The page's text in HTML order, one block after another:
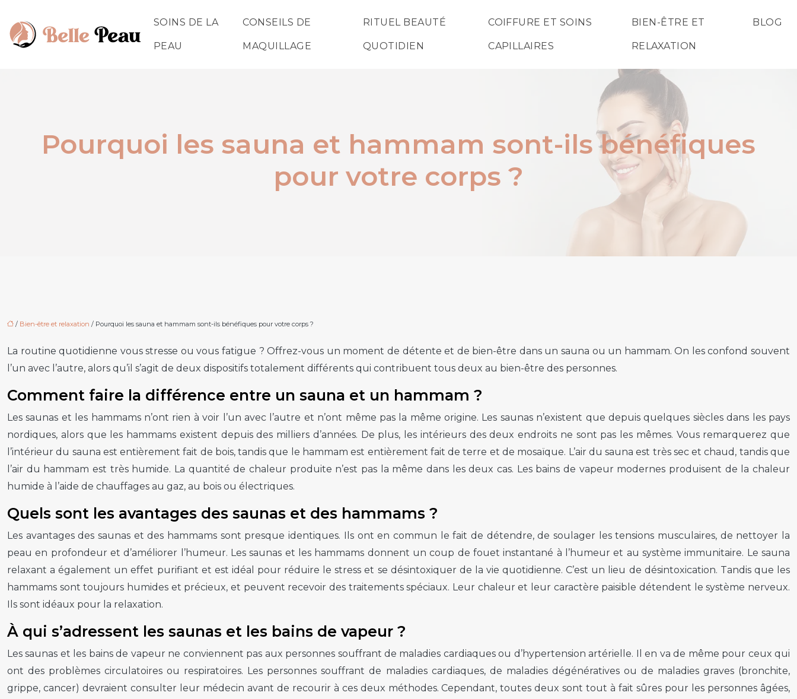
SOINS DE LA
PEAU
CONSEILS DE
MAQUILLAGE
RITUEL BEAUTÉ
QUOTIDIEN
COIFFURE ET SOINS
CAPILLAIRES
BIEN-ÊTRE ET
RELAXATION
BLOG
Pourquoi les sauna et hammam sont-ils bénéfiques
pour votre corps ?
/ Bien-être et relaxation / Pourquoi les sauna et hammam sont-ils bénéfiques pour votre corps ?
La routine quotidienne vous stresse ou vous fatigue ? Offrez-vous un moment de détente et de bien-être dans un sauna ou un hammam. On les confond souvent
l’un avec l’autre, alors qu’il s’agit de deux dispositifs totalement différents qui contribuent tous deux au bien-être des personnes.
Comment faire la différence entre un sauna et un hammam ?
Les saunas et les hammams n’ont rien à voir l’un avec l’autre et n’ont même pas la même origine. Les saunas n’existent que depuis quelques siècles dans les pays
nordiques, alors que les hammams existent depuis des milliers d’années. De plus, les intérieurs des deux endroits ne sont pas les mêmes. Vous remarquerez que
l’intérieur du sauna est entièrement fait de bois, tandis que le hammam est entièrement fait de terre et de mosaïque. L’air du sauna est très sec et chaud, tandis que
l’air du hammam est très humide. La quantité de chaleur produite n’est pas la même dans les deux cas. Les bains de vapeur modernes produisent de la chaleur
humide à l’aide de chauffages au gaz, au bois ou électriques.
Quels sont les avantages des saunas et des hammams ?
Les avantages des saunas et des hammams sont presque identiques. Ils ont en commun le fait de détendre, de soulager les tensions musculaires, de nettoyer la
peau en profondeur et d’améliorer l’humeur. Les saunas et les hammams donnent un coup de fouet instantané à l’humeur et au système immunitaire. Le sauna
relaxant a également un effet purifiant et est idéal pour réduire le stress et se désintoxiquer de la vie quotidienne. C’est un lieu de désintoxication. Tandis que les
hammams sont toujours humides et précieux, et peuvent recevoir des traitements spéciaux. Leur chaleur et leur caractère paisible détendent le système nerveux.
Ils sont idéaux pour la relaxation.
À qui s’adressent les saunas et les bains de vapeur ?
Lessaunas et les bains de vapeurne conviennent pas aux personnes souffrant de maladies cardiaques ou d’hypertension artérielle. Il en va de même pour ceux qui
ont des problèmes circulatoires ou respiratoires. Les personnes souffrant de maladies cardiaques, de maladies dégénératives ou de maladies graves (bronchite,
grippe, cancer) devraient consulter leur médecin avant de recourir à ces deux méthodes. Cependant, toutes deux sont tout à fait sûres pour les personnes âgées,